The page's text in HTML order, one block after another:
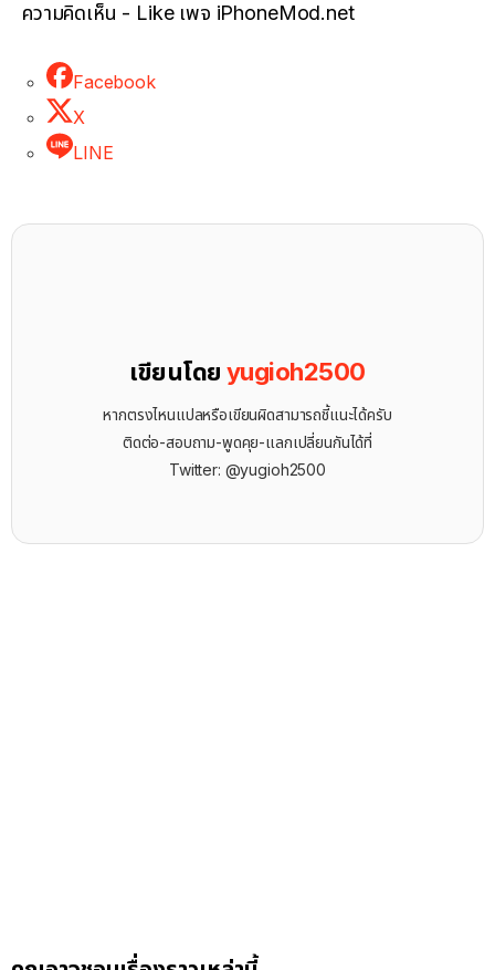
ความคิดเห็น - Like เพจ iPhoneMod.net
Facebook
X
LINE
เขียนโดยyugioh2500
หากตรงไหนแปลหรือเขียนผิดสามารถชี้แนะได้ครับ
ติดต่อ-สอบถาม-พูดคุย-แลกเปลี่ยนกันได้ที่
Twitter: @yugioh2500